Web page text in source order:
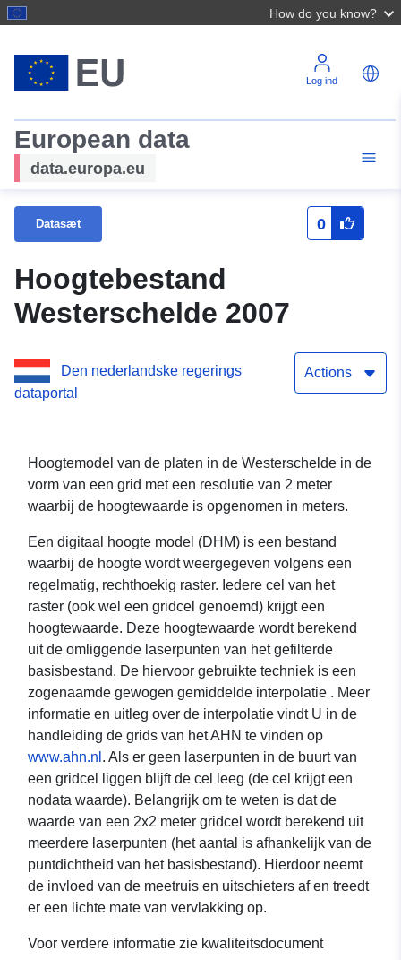
How do you know?
Log ind
European data
data.europa.eu
Datasæt 0
Hoogtebestand
Westerschelde 2007
Den nederlandske regerings
dataportal
Actions
Hoogtemodel van de platen in de Westerschelde in de
vorm van een grid met een resolutie van 2 meter
waarbij de hoogtewaarde is opgenomen in meters.
Een digitaal hoogte model (DHM) is een bestand
waarbij de hoogte wordt weergegeven volgens een
regelmatig, rechthoekig raster. Iedere cel van het
raster (ook wel een gridcel genoemd) krijgt een
hoogtewaarde. Deze hoogtewaarde wordt berekend
uit de omliggende laserpunten van het gefilterde
basisbestand. De hiervoor gebruikte techniek is een
zogenaamde gewogen gemiddelde interpolatie . Meer
informatie en uitleg over de interpolatie vindt U in de
handleiding de grids van het AHN te vinden op
www.ahn.nl . Als er geen laserpunten in de buurt van
een gridcel liggen blijft de cel leeg (de cel krijgt een
nodata waarde). Belangrijk om te weten is dat de
waarde van een 2x2 meter gridcel wordt berekend uit
meerdere laserpunten (het aantal is afhankelijk van de
puntdichtheid van het basisbestand). Hierdoor neemt
de invloed van de meetruis en uitschieters af en treedt
er een lichte mate van vervlakking op.
Voor verdere informatie zie kwaliteitsdocument